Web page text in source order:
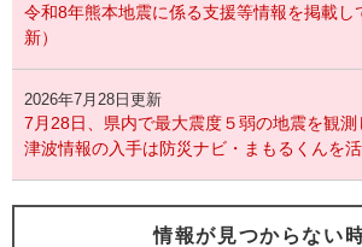
令和8年熊本地震に係る支援等情報を掲載し
新）
2026年7月28日更新
7月28日、県内で最大震度５弱の地震を観測
津波情報の入手は防災ナビ・まもるくんを活
情報が見つからない